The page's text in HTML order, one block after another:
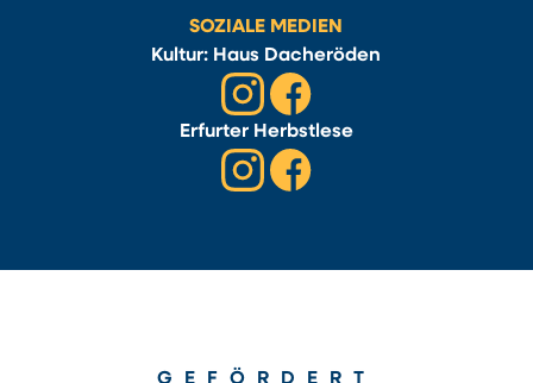
SOZIALE MEDIEN
Kultur: Haus Dacheröden
Erfurter Herbstlese